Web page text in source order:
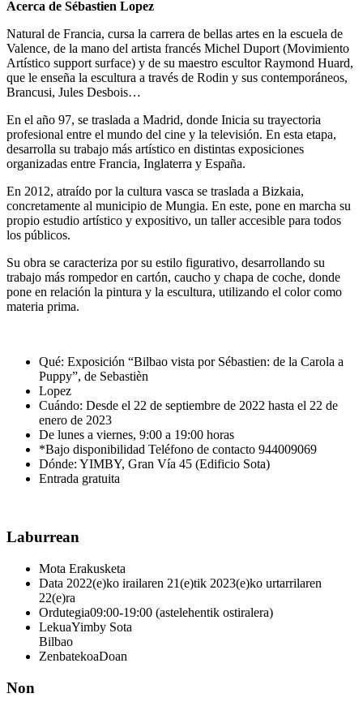
Acerca de Sébastien Lopez
Natural de Francia, cursa la carrera de bellas artes en la escuela de
Valence, de la mano del artista francés Michel Duport (Movimiento
Artístico support surface) y de su maestro escultor Raymond Huard,
que le enseña la escultura a través de Rodin y sus contemporáneos,
Brancusi, Jules Desbois…
En el año 97, se traslada a Madrid, donde Inicia su trayectoria
profesional entre el mundo del cine y la televisión. En esta etapa,
desarrolla su trabajo más artístico en distintas exposiciones
organizadas entre Francia, Inglaterra y España.
En 2012, atraído por la cultura vasca se traslada a Bizkaia,
concretamente al municipio de Mungia. En este, pone en marcha su
propio estudio artístico y expositivo, un taller accesible para todos
los públicos.
Su obra se caracteriza por su estilo figurativo, desarrollando su
trabajo más rompedor en cartón, caucho y chapa de coche, donde
pone en relación la pintura y la escultura, utilizando el color como
materia prima.
Qué: Exposición “Bilbao vista por Sébastien: de la Carola a
Puppy”, de Sebastièn
Lopez
Cuándo: Desde el 22 de septiembre de 2022 hasta el 22 de
enero de 2023
De lunes a viernes, 9:00 a 19:00 horas
*Bajo disponibilidad Teléfono de contacto 944009069
Dónde: YIMBY, Gran Vía 45 (Edificio Sota)
Entrada gratuita
Laburrean
Mota Erakusketa
Data 2022(e)ko irailaren 21(e)tik 2023(e)ko urtarrilaren
22(e)ra
Ordutegia09:00-19:00 (astelehentik ostiralera)
LekuaYimby Sota
Bilbao
ZenbatekoaDoan
Non